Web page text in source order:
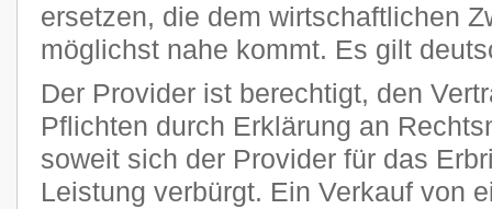
ersetzen, die dem wirtschaftlichen
möglichst nahe kommt. Es gilt
Der Provider ist berechtigt, den
Pflichten durch Erklärung an
soweit sich der Provider für das
Leistung verbürgt. Ein Verkauf von